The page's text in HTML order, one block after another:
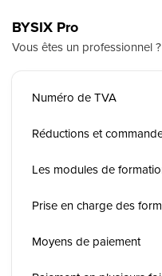
BYSIX Pro
Vous êtes un professionnel
Numéro de TVA
Réductions et
Les modules de
Prise en charge des
Moyens de paiement